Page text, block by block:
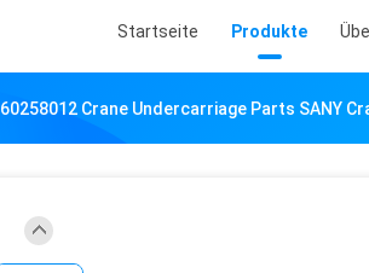
Startseite Produkte
60258012 Crane Undercarriage Parts SANY